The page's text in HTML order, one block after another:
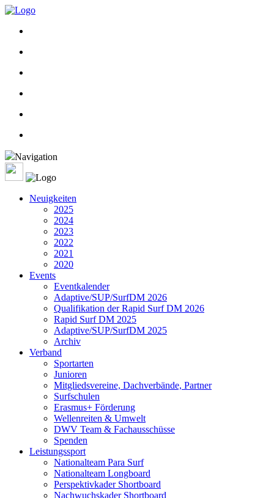
Navigation
Neuigkeiten
2025
2024
2023
2022
2021
2020
Events
Eventkalender
Adaptive/SUP/SurfDM 2026
Qualifikation der Rapid Surf DM 2026
Rapid Surf DM 2025
Adaptive/SUP/SurfDM 2025
Archiv
Verband
Sportarten
Junioren
Mitgliedsvereine, Dachverbände, Partner
Surfschulen
Erasmus+ Förderung
Wellenreiten & Umwelt
DWV Team & Fachausschüsse
Spenden
Leistungssport
Nationalteam Para Surf
Nationalteam Longboard
Perspektivkader Shortboard
Nachwuchskader Shortboard